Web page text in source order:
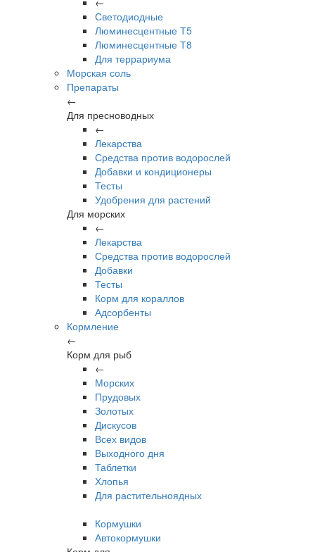
Светодиодные
Люминесцентные Т5
Люминесцентные Т8
Для террариума
Морская соль
Препараты
←
Для пресноводных
←
Лекарства
Средства против водорослей
Добавки и кондиционеры
Тесты
Удобрения для растений
Для морских
←
Лекарства
Средства против водорослей
Добавки
Тесты
Корм для кораллов
Адсорбенты
Кормление
←
Корм для рыб
←
Морских
Прудовых
Золотых
Дискусов
Всех видов
Выходного дня
Таблетки
Хлопья
Для растительноядных
Кормушки
Автокормушки